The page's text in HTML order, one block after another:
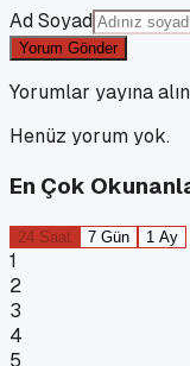
Ad Soyad
Yorum Gönder
Yorumlar yayına
Henüz yorum yok.
En Çok
24 Saat 7 Gün 1 Ay
1
2
3
4
5